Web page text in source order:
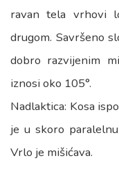
ravan tela vrhovi
drugom. Savršeno
dobro razvijenim
iznosi oko 105°.
Nadlaktica: Kosa
je u skoro
Vrlo je mišićava.